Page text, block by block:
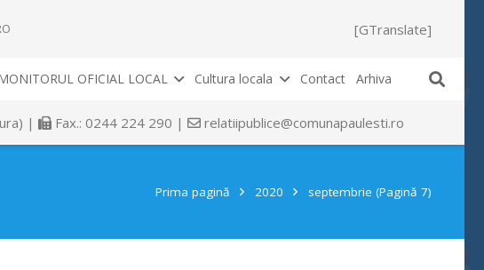
[GTranslate]
OFICIAL LOCAL Cultura locala Contact Arhiva
| Fax.: 0244 224 290 | relatiipublice@comunapaulesti.ro
Prima pagină 2020 septembrie (Pagină 7)